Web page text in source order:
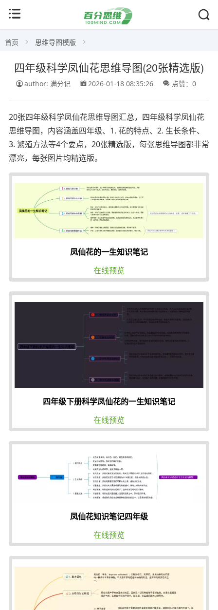
首页 思维导图模版
四年级科学凤仙花思维导图(20张精选版)
author: 满分记 2026-01-18 08:35:26 点赞：0
20张四年级科学凤仙花思维导图汇总，四年级科学凤仙花
思维导图，内容涵盖四年级、1. 花的特点、2. 生长条件、
3. 繁殖方法等4个要点，20张精选版，每张思维导图都非常
漂亮，每张图片均精选版。
凤仙花的一生知识笔记
在线预览
四年级下册科学凤仙花的一生知识笔记
在线预览
凤仙花知识笔记四年级
在线预览